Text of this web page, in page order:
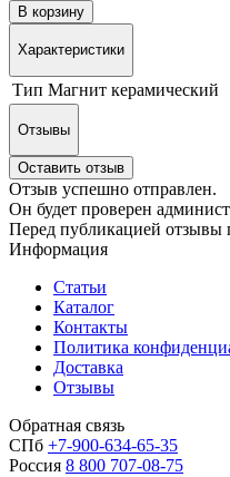
В корзину
Характеристики
Тип Магнит керамический
Отзывы
Оставить отзыв
Отзыв успешно отправлен.
Он будет проверен
Перед публикацией отзывы
Информация
Статьи
Каталог
Контакты
Политика
Доставка
Отзывы
Обратная связь
СПб +7-900-634-65-35
Россия 8 800 707-08-75